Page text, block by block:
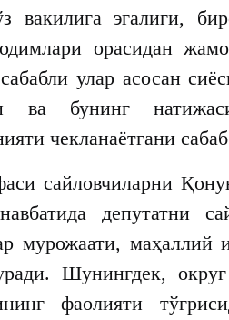
вакилига эгалиги,
орасидан
улар асосан
ва бунинг
чекланаётгани
сайловчиларни
депутатни
мурожаати, маҳаллий
Шунингдек,
фаолияти